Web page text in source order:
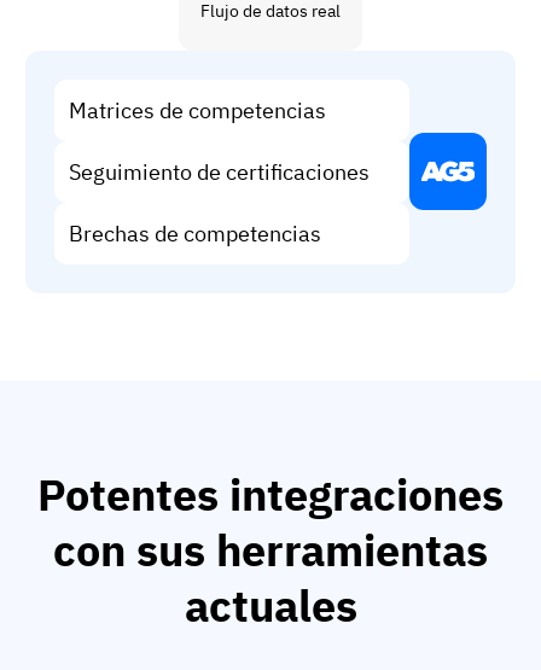
Flujo de datos real
Matrices de competencias
Seguimiento de certificaciones
Brechas de competencias
Potentes integraciones
con sus herramientas
actuales